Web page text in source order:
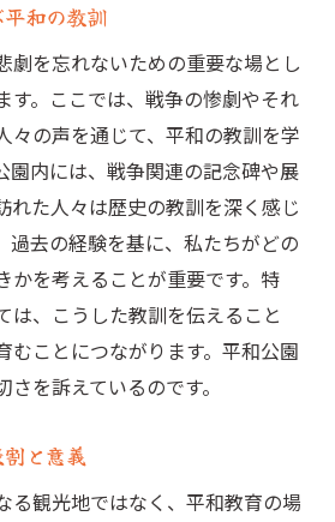
未来に活かすために
感謝と平和への誓い
返ることで得られる未来の指針
ログラムの意義と展望
の平和公園が持つ価値
の経緯とその意義
世界に発信するメッセージ
点からの平和の象徴
しての保存と継承の重要性
もたらす国際的な影響
流の架け橋となる
おける国際交流イベントの役割
和の教訓
劇を忘れないための重要な場とし
す。ここでは、戦争の惨劇やそれ
々の声を通じて、平和の教訓を学
園内には、戦争関連の記念碑や展
れた人々は歴史の教訓を深く感じ
過去の経験を基に、私たちがどの
かを考えることが重要です。特
は、こうした教訓を伝えること
むことにつながります。平和公園
を訴えているのです。
と意義
る観光地ではなく、平和教育の場